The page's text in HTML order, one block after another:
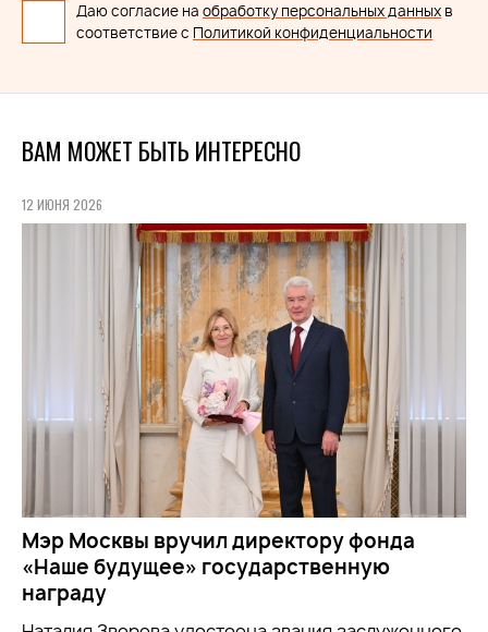
Даю согласие на обработку персональных данных в
соответствие с Политикой конфиденциальности
ВАМ МОЖЕТ БЫТЬ ИНТЕРЕСНО
12 ИЮНЯ 2026
Мэр Москвы вручил директору фонда
«Наше будущее» государственную
награду